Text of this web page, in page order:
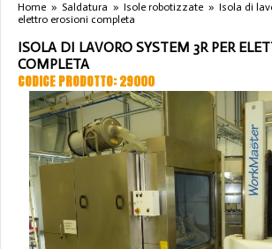
Home » Saldatura » Isole robotizzate » Isola di
elettro erosioni completa
ISOLA DI LAVORO SYSTEM 3R PER
COMPLETA
CODICE PRODOTTO: 29000